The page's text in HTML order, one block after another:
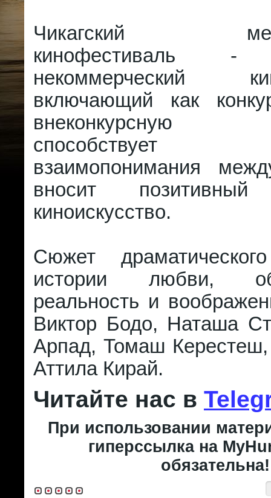
Чикагский
кинофестиваль -
некоммерческий
включающий как
внеконкурсную
способствует
взаимопонимания
вносит
киноискусство.
Сюжет
истории любви,
реальность и
Виктор Бодо, Наташа
Арпад, Томаш
Аттила Кирай.
Читайте нас в
При использовании
гиперссылка на
обязательна!